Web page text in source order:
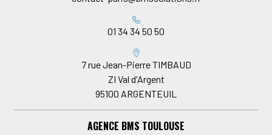
01 34 34 50 50
7 rue Jean-Pierre TIMBAUD
ZI Val d'Argent
95100 ARGENTEUIL
AGENCE BMS TOULOUSE